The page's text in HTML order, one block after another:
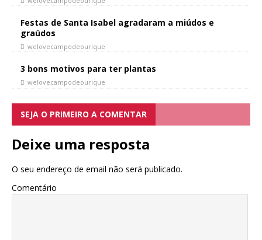
Festas de Santa Isabel agradaram a miúdos e
graúdos
welovecampodeourique
3 bons motivos para ter plantas
welovecampodeourique
SEJA O PRIMEIRO A COMENTAR
Deixe uma resposta
O seu endereço de email não será publicado.
Comentário